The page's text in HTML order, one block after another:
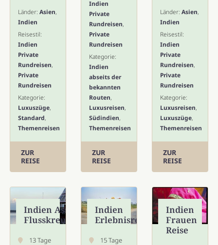
Länder: Asien,
Indien
Reisestil:
Indien
Private
Rundreisen,
Private
Rundreisen
Kategorie:
Luxuszüge,
Standard,
Themenreisen
ZUR
REISE
Indien
Private
Rundreisen,
Private
Rundreisen
Kategorie:
Indien
abseits der
bekannten
Routen,
Luxusreisen,
Südindien,
Themenreisen
ZUR
REISE
Länder: Asien,
Indien
Reisestil:
Indien
Private
Rundreisen,
Private
Rundreisen
Kategorie:
Luxusreisen,
Luxuszüge,
Themenreisen
ZUR
REISE
Indien Assam
Flusskreuzfahrt
13 Tage
Indien
Erlebnisreise
15 Tage
Indien
Frauen
Reise